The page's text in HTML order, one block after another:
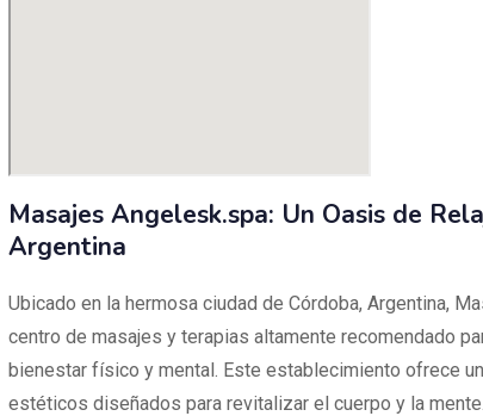
Masajes Angelesk.spa: Un Oasis de
Argentina
Ubicado en la hermosa ciudad de Córdoba, Argentina,
centro de masajes y terapias altamente recomendado
bienestar físico y mental. Este establecimiento ofrece
estéticos diseñados para revitalizar el cuerpo y la